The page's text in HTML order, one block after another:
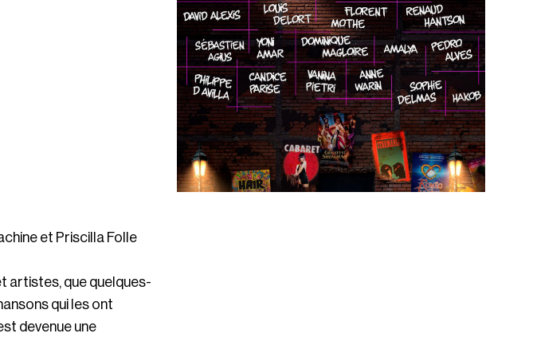
et Priscilla Folle
artistes, que quelques-
qui les ont
devenue une